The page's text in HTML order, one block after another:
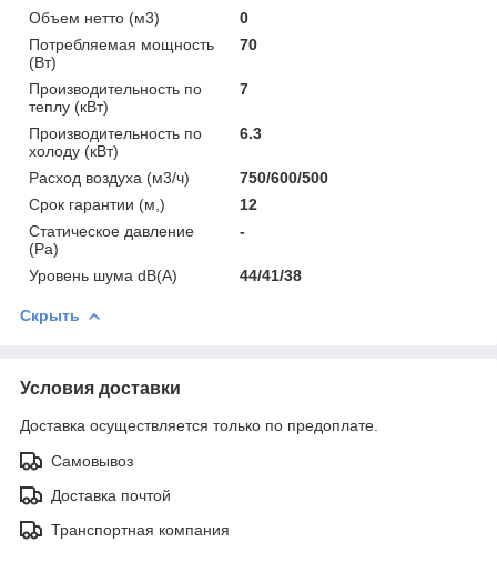
Объем нетто (м3)
0
Потребляемая мощность
(Вт)
70
Производительность по
теплу (кВт)
7
Производительность по
холоду (кВт)
6.3
Расход воздуха (м3/ч)
750/600/500
Срок гарантии (м,)
12
Статическое давление
(Pa)
-
Уровень шума dB(A) 44/41/38
Скрыть
Условия доставки
Доставка осуществляется только по предоплате.
Самовывоз
Доставка почтой
Транспортная компания